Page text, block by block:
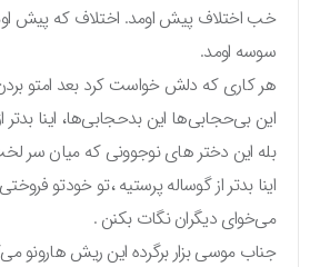
خب اختلاف پیش اومد. اختلاف که پیش
سوسه اومد.
هر کاری که دلش خواست کرد بعد امتو
این بی‌حجابی‌ها این بدحجابی‌ها، اینا بدتر
بله این دختر های نوجوونی که میان سر لخت
اینا بدتر از گوساله پرستیه ،تو خودتو
می‌خوای دیگران نگات بکنن .
جناب موسی بزار برگرده این ریش